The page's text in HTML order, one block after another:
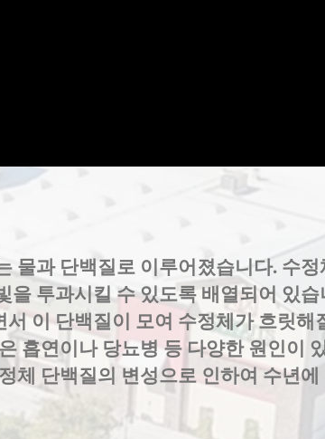
물과 단백질로 이루어졌습니다. 수정
투과시킬 수 있도록 배열되어 있습
이 단백질이 모여 수정체가 흐릿해
흡연이나 당뇨병 등 다양한 원인이
체 단백질의 변성으로 인하여 수년에